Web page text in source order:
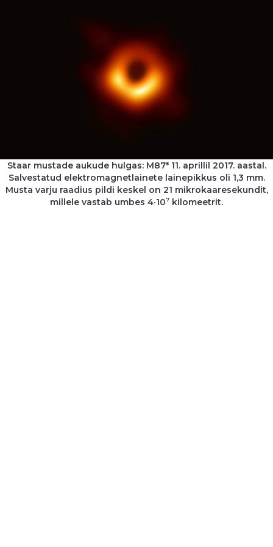
Staar mustade aukude hulgas: M87* 11. aprillil 2017. aastal.
Salvestatud elektromagnetlainete lainepikkus oli 1,3 mm.
Musta varju raadius pildi keskel on 21 mikrokaaresekundit,
millele vastab umbes 4·107 kilomeetrit.